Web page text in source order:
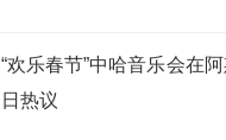
“欢乐春节”中哈音乐会在
日热议